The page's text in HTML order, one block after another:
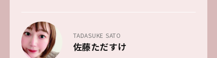
TADASUKE SATO
佐藤ただすけ